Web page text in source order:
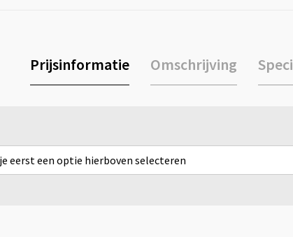
Prijsinformatie Omschrijving
eerst een optie hierboven selecteren